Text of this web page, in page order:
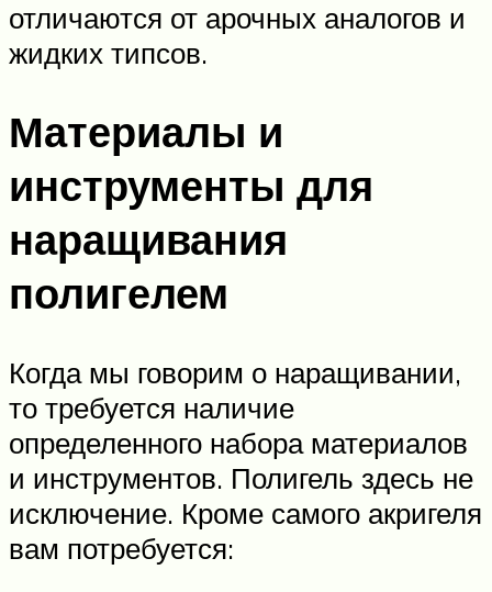
отличаются от арочных аналогов и
жидких типсов.
Материалы и
инструменты для
наращивания
полигелем
Когда мы говорим о наращивании,
то требуется наличие
определенного набора материалов
и инструментов. Полигель здесь не
исключение. Кроме самого акригеля
вам потребуется: